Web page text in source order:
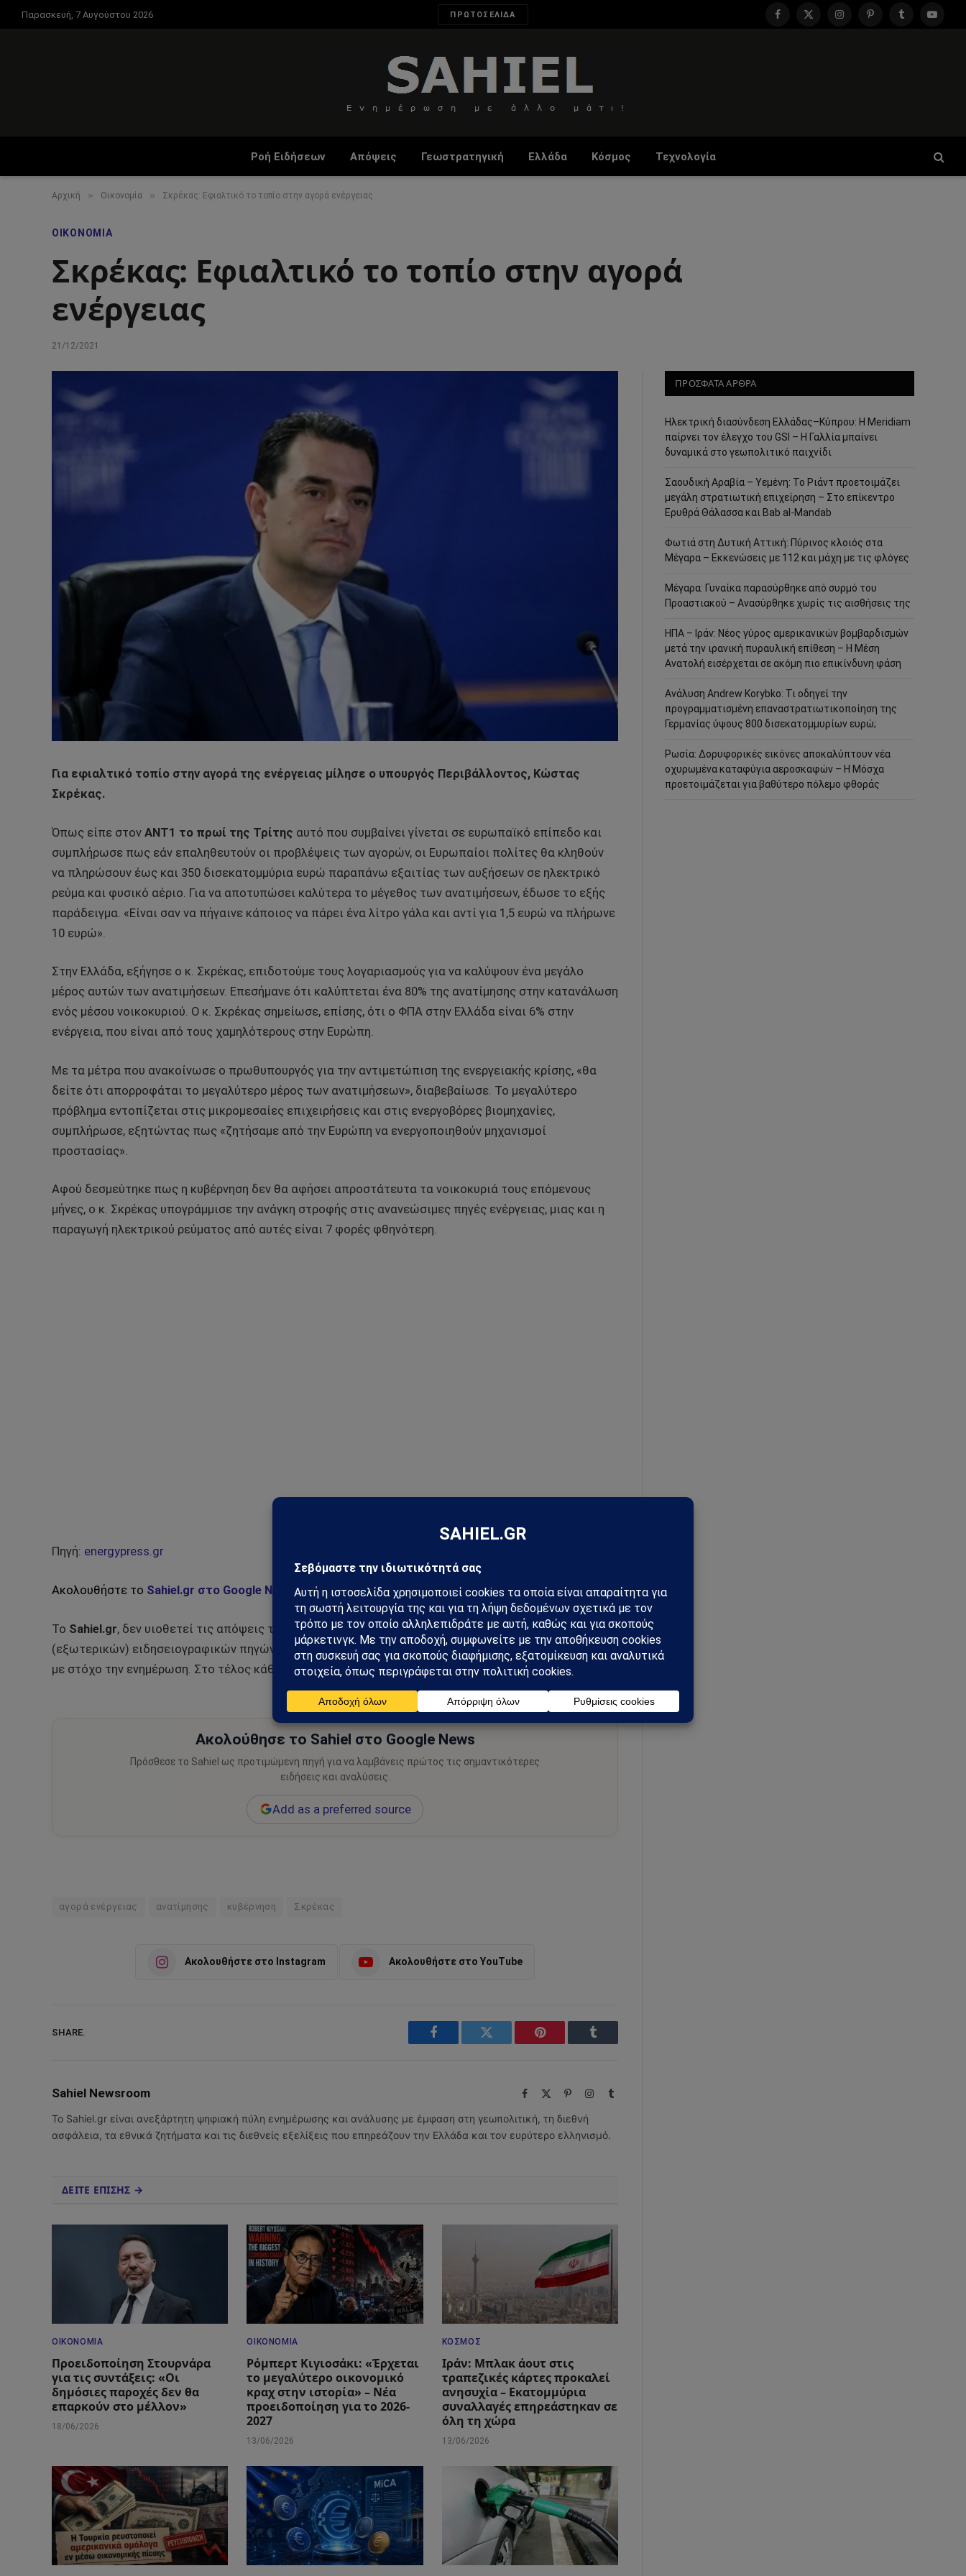
Παρασκευή, 7 Αυγούστου 2026 ΠΡΩΤΟΣΕΛΙΔΑ
Facebook
X
InstagramPinterestTumblr
Ροή Ειδήσεων Απόψεις Γεωστρατηγική Ελλάδα Κόσμος Τεχνολογία
Αρχική » Οικονομία » Σκρέκας: Εφιαλτικό το τοπίο στην αγορά ενέργειας
ΟΙΚΟΝΟΜΊΑ
Σκρέκας: Εφιαλτικό το τοπίο στην αγορά
ενέργειας
21/12/2021
Για εφιαλτικό τοπίο στην αγορά της ενέργειας μίλησε ο υπουργός Περιβάλλοντος, Κώστας
Σκρέκας.
Όπως είπε στον ΑΝΤ1 το πρωί της Τρίτης αυτό που συμβαίνει γίνεται σε ευρωπαϊκό επίπεδο και
συμπλήρωσε πως εάν επαληθευτούν οι προβλέψεις των αγορών, οι Ευρωπαίοι πολίτες θα κληθούν
να πληρώσουν έως και 350 δισεκατομμύρια ευρώ παραπάνω εξαιτίας των αυξήσεων σε ηλεκτρικό
ρεύμα και φυσικό αέριο. Για να αποτυπώσει καλύτερα το μέγεθος των ανατιμήσεων, έδωσε το εξής
παράδειγμα. «Είναι σαν να πήγαινε κάποιος να πάρει ένα λίτρο γάλα και αντί για 1,5 ευρώ να πλήρωνε
10 ευρώ».
Στην Ελλάδα, εξήγησε ο κ. Σκρέκας, επιδοτούμε τους λογαριασμούς για να καλύψουν ένα μεγάλο
μέρος αυτών των ανατιμήσεων. Επεσήμανε ότι καλύπτεται ένα 80% της ανατίμησης στην κατανάλωση
ενός μέσου νοικοκυριού. Ο κ. Σκρέκας σημείωσε, επίσης, ότι ο ΦΠΑ στην Ελλάδα είναι 6% στην
ενέργεια, που είναι από τους χαμηλότερους στην Ευρώπη.
Με τα μέτρα που ανακοίνωσε ο πρωθυπουργός για την αντιμετώπιση της ενεργειακής κρίσης, «θα
δείτε ότι απορροφάται το μεγαλύτερο μέρος των ανατιμήσεων», διαβεβαίωσε. Το μεγαλύτερο
πρόβλημα εντοπίζεται στις μικρομεσαίες επιχειρήσεις και στις ενεργοβόρες βιομηχανίες,
συμπλήρωσε, εξητώντας πως «ζητήσαμε από την Ευρώπη να ενεργοποιηθούν μηχανισμοί
προστασίας».
Αφού δεσμεύτηκε πως η κυβέρνηση δεν θα αφήσει απροστάτευτα τα νοικοκυριά τους επόμενους
μήνες, ο κ. Σκρέκας υπογράμμισε την ανάγκη στροφής στις ανανεώσιμες πηγές ενέργειας, μιας και η
παραγωγή ηλεκτρικού ρεύματος από αυτές είναι 7 φορές φθηνότερη.
Πηγή: energypress.gr
Ακολουθήστε το Sahiel.gr στο Google News και μάθετε πρώτοι όλες τις ειδήσεις.
Το Sahiel.gr, δεν υιοθετεί τις απόψεις των αρθρογράφων, επίσης περιλαμβάνει άρθρα άλλων
(εξωτερικών) ειδησειογραφικών πηγών μέσω αναδημοσίευσης και άρθρα από τους αναγνώστες του
με στόχο την ενημέρωση. Στο τέλος κάθε τέτοιου άρθρου αναγράφεται ευκρινώς η πηγή του.
Ακολούθησε το Sahiel στο Google News
Πρόσθεσε το Sahiel ως προτιμώμενη πηγή για να λαμβάνεις πρώτος τις σημαντικότερες
ειδήσεις και αναλύσεις.
Add as a preferred source
αγορά ενέργειας ανατίμησης κυβέρνηση Σκρέκας
Ακολουθήστε στο Instagram Ακολουθήστε στο YouTube
SHARE.
Facebook Twitter Pinterest Tumblr
Sahiel Newsroom Facebook PinterestInstagram
Tumblr
Το Sahiel.gr είναι ανεξάρτητη ψηφιακή πύλη ενημέρωσης και ανάλυσης με έμφαση στη γεωπολιτική, τη διεθνή
ασφάλεια, τα εθνικά ζητήματα και τις διεθνείς εξελίξεις που επηρεάζουν την Ελλάδα και τον ευρύτερο ελληνισμό.
ΔΕΙΤΕ ΕΠΙΣΗΣ →
ΟΙΚΟΝΟΜΊΑ
Προειδοποίηση Στουρνάρα
για τις συντάξεις: «Οι
δημόσιες παροχές δεν θα
επαρκούν στο μέλλον»
18/06/2026
ΟΙΚΟΝΟΜΊΑ
Ρόμπερτ Κιγιοσάκι: «Έρχεται
το μεγαλύτερο οικονομικό
κραχ στην ιστορία» – Νέα
προειδοποίηση για το 2026-
2027
13/06/2026
ΚΌΣΜΟΣ
Ιράν: Μπλακ άουτ στις
τραπεζικές κάρτες προκαλεί
ανησυχία – Εκατομμύρια
συναλλαγές επηρεάστηκαν σε
όλη τη χώρα
13/06/2026
ΠΡΟΣΦΑΤΑ ΑΡΘΡΑ
Ηλεκτρική διασύνδεση Ελλάδας–Κύπρου: Η Meridiam
παίρνει τον έλεγχο του GSI – Η Γαλλία μπαίνει
δυναμικά στο γεωπολιτικό παιχνίδι
Σαουδική Αραβία – Υεμένη: Το Ριάντ προετοιμάζει
μεγάλη στρατιωτική επιχείρηση – Στο επίκεντρο
Ερυθρά Θάλασσα και Bab al-Mandab
Φωτιά στη Δυτική Αττική: Πύρινος κλοιός στα
Μέγαρα – Εκκενώσεις με 112 και μάχη με τις φλόγες
Μέγαρα: Γυναίκα παρασύρθηκε από συρμό του
Προαστιακού – Ανασύρθηκε χωρίς τις αισθήσεις της
ΗΠΑ – Ιράν: Νέος γύρος αμερικανικών βομβαρδισμών
μετά την ιρανική πυραυλική επίθεση – Η Μέση
Ανατολή εισέρχεται σε ακόμη πιο επικίνδυνη φάση
Ανάλυση Andrew Korybko: Τι οδηγεί την
προγραμματισμένη επαναστρατιωτικοποίηση της
Γερμανίας ύψους 800 δισεκατομμυρίων ευρώ;
Ρωσία: Δορυφορικές εικόνες αποκαλύπτουν νέα
οχυρωμένα καταφύγια αεροσκαφών – Η Μόσχα
προετοιμάζεται για βαθύτερο πόλεμο φθοράς